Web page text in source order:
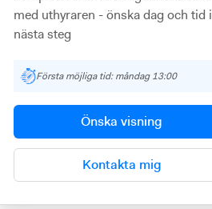
med uthyraren - önska dag och tid i
nästa steg
Första möjliga tid: måndag 13:00
Önska visning
Kontakta mig